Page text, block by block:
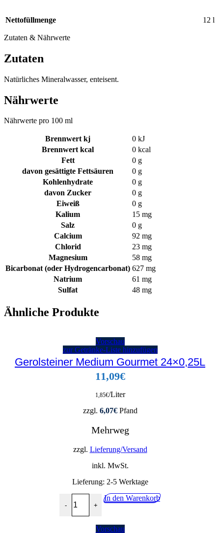
Nettofüllmenge 12 l
Zutaten & Nährwerte
Zutaten
Natürliches Mineralwasser, enteisent.
Nährwerte
Nährwerte pro 100 ml
Brennwert kj 0 kJ
Brennwert kcal
0 kcal
Fett
0 g
davon gesättigte Fettsäuren 0 g
Kohlenhydrate
0 g
davon Zucker 0 g
Eiweiß
0 g
Kalium
15 mg
Salz
0 g
Calcium
92 mg
Chlorid
23 mg
Magnesium
58 mg
Bicarbonat (oder Hydrogencarbonat) 627 mg
Natrium
61 mg
Sulfat
48 mg
Ähnliche Produkte
Vorschau
zur Getränke-Liste hinzufügen
Gerolsteiner Medium Gourmet 24×0,25L
11,09€
1,85€/Liter
zzgl. 6,07€Pfand
Mehrweg
zzgl. Lieferung/Versand
inkl. MwSt.
Lieferung: 2-5 Werktage
-
Gerolsteiner Medium Gourmet 24x0,25L Menge
+
In den Warenkorb
Vorschau